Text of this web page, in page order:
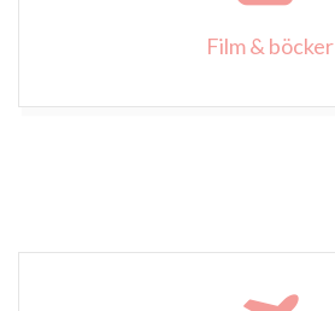
Film & böcker